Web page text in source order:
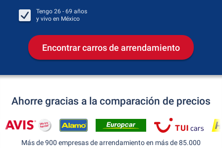
Tengo 26 - 69 años
y vivo en México
Encontrar carros de arrendamiento
Ahorre gracias a la comparación de precios
Más de 900 empresas de arrendamiento en más de 85.000